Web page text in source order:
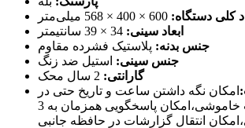
کلی دستگاه:
ابعاد سینی:
جنس بدنه: پلاستیک فشرده مقاوم
جنس سینی: استیل ضد زنگ
گارانتی:
امکان نگه داشتن ساعت و تاریخ حتی در
صورت خاموشی،امکان پاسخگویی همزمان به 3
انتقال گزارشات در حافظه جانبی